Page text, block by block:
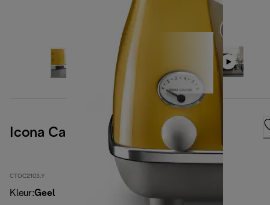
Icona Capitals New York Yellow
CTOC2103.Y
Kleur:Geel